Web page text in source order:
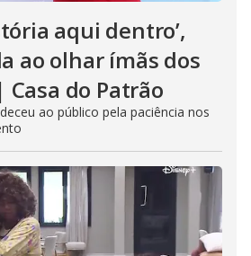
aqui dentro’,
ao olhar ímãs dos
do Patrão
ao público pela paciência nos